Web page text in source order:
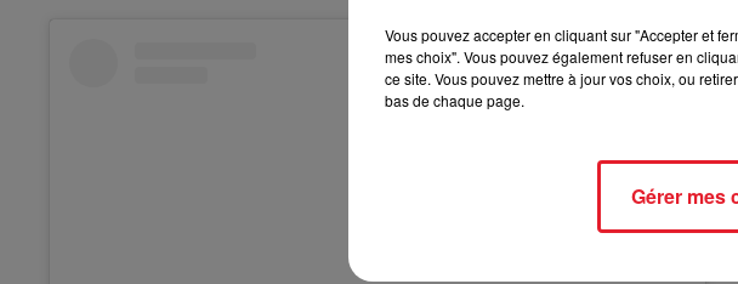
Vous pouvez accepter en cliquant sur "Accepter et
mes choix". Vous pouvez également refuser en
ce site. Vous pouvez mettre à jour vos choix, ou
bas de chaque page.
Gérer mes